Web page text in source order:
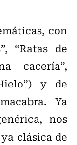
con
“Ratas de
cacería”,
y de
Ya
nos
clásica de